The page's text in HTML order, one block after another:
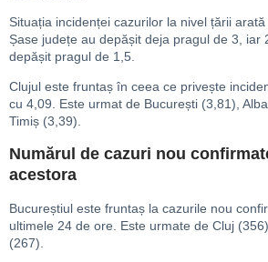
Situația incidenței cazurilor la nivel țării
Șase județe au depășit deja pragul de 3, iar
depășit pragul de 1,5.
Clujul este fruntaș în ceea ce privește
cu 4,09. Este urmat de București (3,81),
Timiș (3,39).
Numărul de cazuri nou
acestora
Bucureștiul este fruntaș la cazurile nou
ultimele 24 de ore. Este urmate de Cluj
(267).